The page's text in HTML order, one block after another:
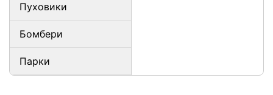
Пуховики
Бомбери
Парки